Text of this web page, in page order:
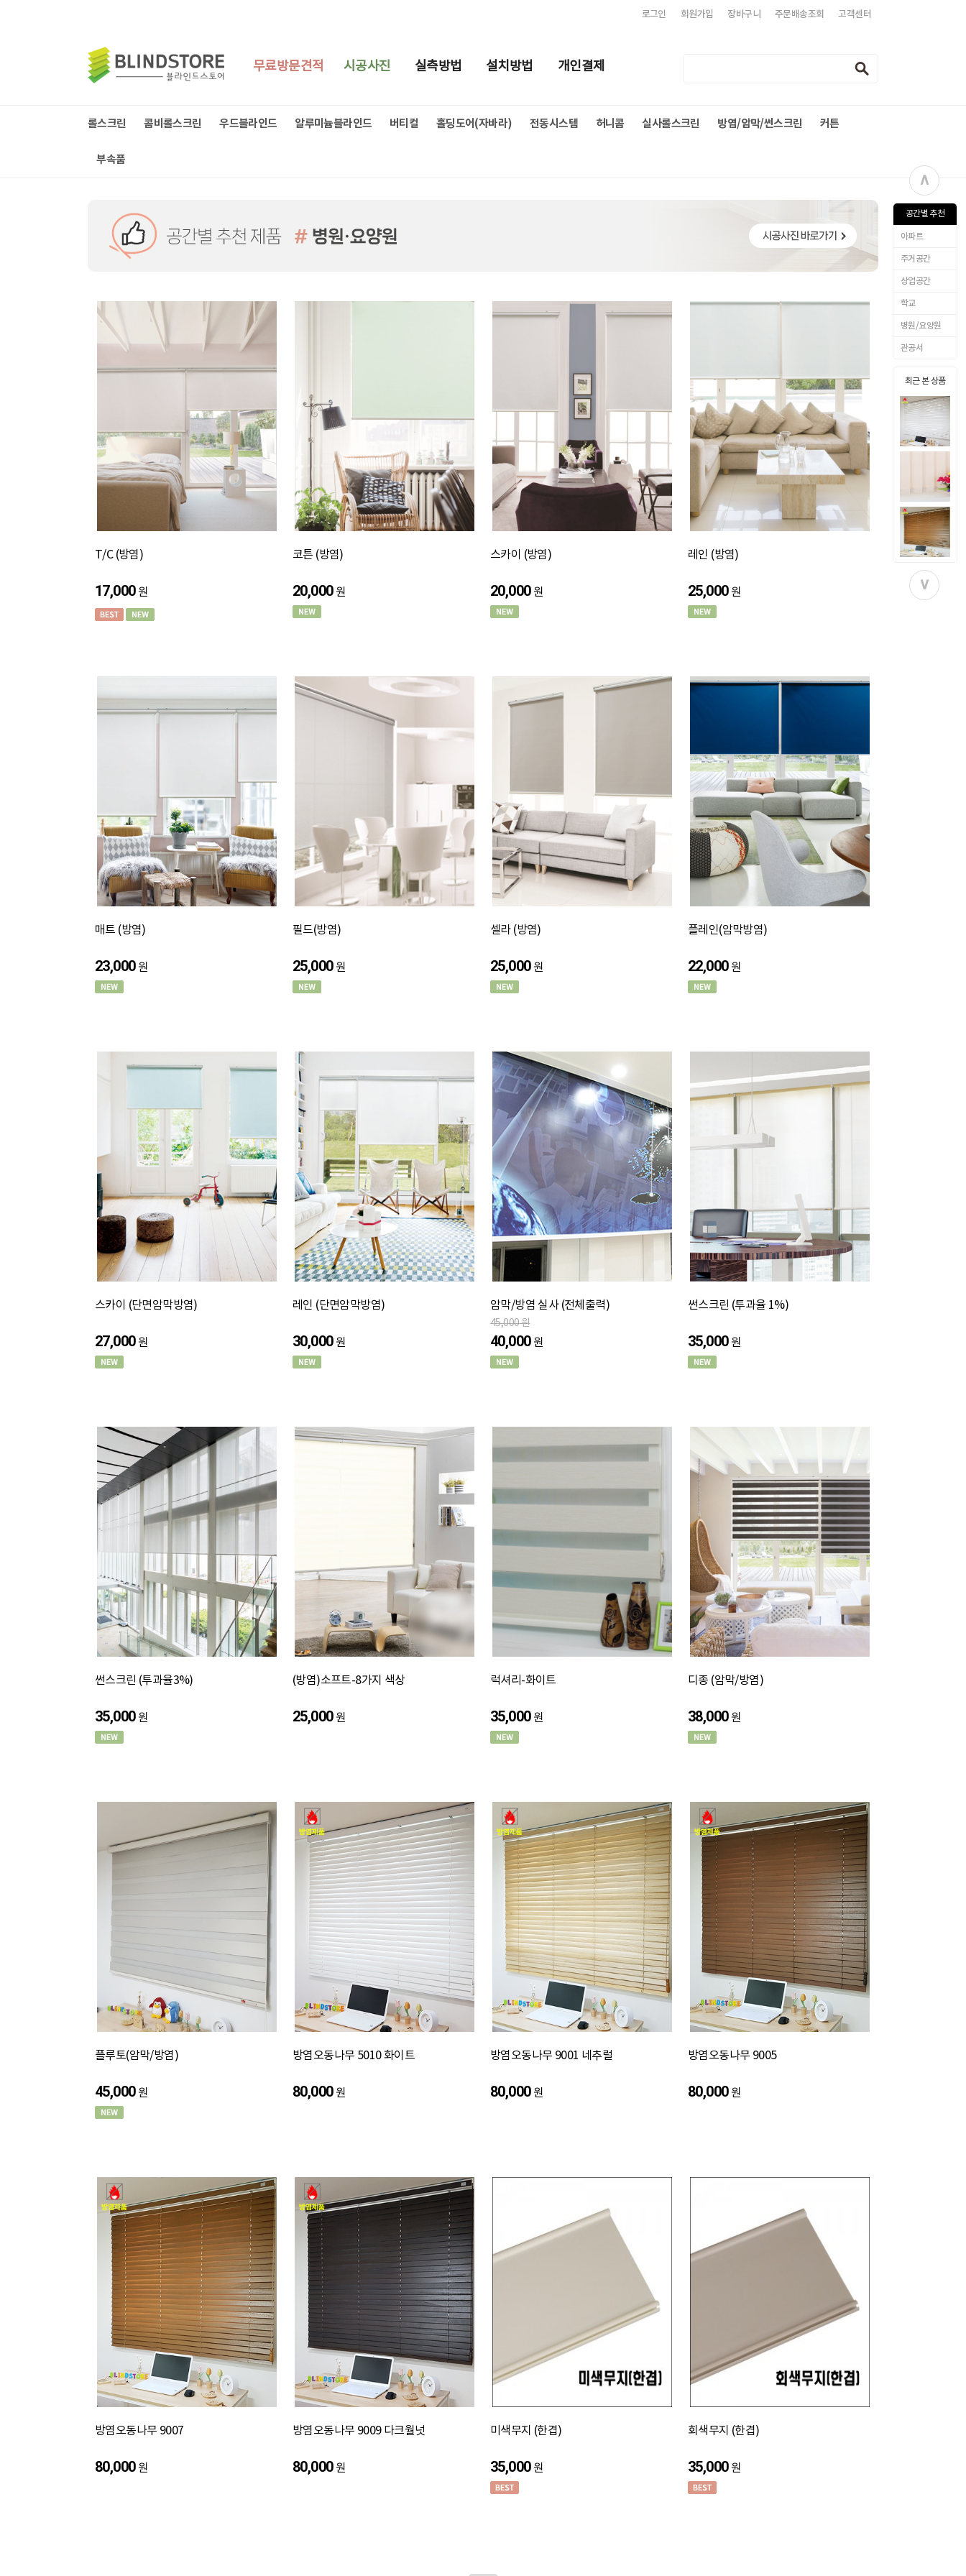
∧
공간별 추천
아파트
주거공간
상업공간
학교
병원/요양원
관공서
최근 본 상품
∨
로그인 회원가입 장바구니 주문배송조회 고객센터
무료방문견적 시공사진 실측방법 설치방법 개인결제
롤스크린 콤비롤스크린 우드블라인드 알루미늄블라인드 버티컬 홀딩도어(자바라) 전동시스템 허니콤 실사롤스크린 방염/암막/썬스크린 커튼
부속품
T/C (방염)
17,000원
코튼 (방염)
20,000원
스카이 (방염)
20,000원
레인 (방염)
25,000원
매트 (방염)
23,000원
필드(방염)
25,000원
셀라 (방염)
25,000원
플레인(암막방염)
22,000원
스카이 (단면암막방염)
27,000원
레인 (단면암막방염)
30,000원
암막/방염 실사 (전체출력)
45,000 원
40,000원
썬스크린 (투과율 1%)
35,000원
썬스크린 (투과율3%)
35,000원
(방염)소프트-8가지 색상
25,000원
럭셔리-화이트
35,000원
디종 (암막/방염)
38,000원
플루토(암막/방염)
45,000원
방염오동나무 5010 화이트
80,000원
방염오동나무 9001 네추럴
80,000원
방염오동나무 9005
80,000원
방염오동나무 9007
80,000원
방염오동나무 9009 다크월넛
80,000원
미색무지 (한겹)
35,000원
회색무지 (한겹)
35,000원